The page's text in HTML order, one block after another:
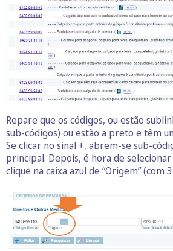
Repare que os códigos, ou estão
sub-códigos) ou estão a preto e têm
Se clicar no sinal +, abrem-se sub-
principal. Depois, é hora de
clique na caixa azul de “Origem” (com